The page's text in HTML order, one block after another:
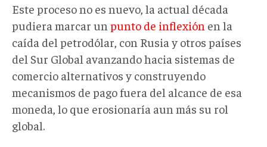
Este proceso no es nuevo, la actual década
pudiera marcar un punto de inflexión en la
caída del petrodólar, con Rusia y otros países
del Sur Global avanzando hacia sistemas de
comercio alternativos y construyendo
mecanismos de pago fuera del alcance de esa
moneda, lo que erosionaría aun más su rol
global.